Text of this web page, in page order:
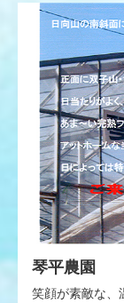
琴平農園
笑顔が素敵な、